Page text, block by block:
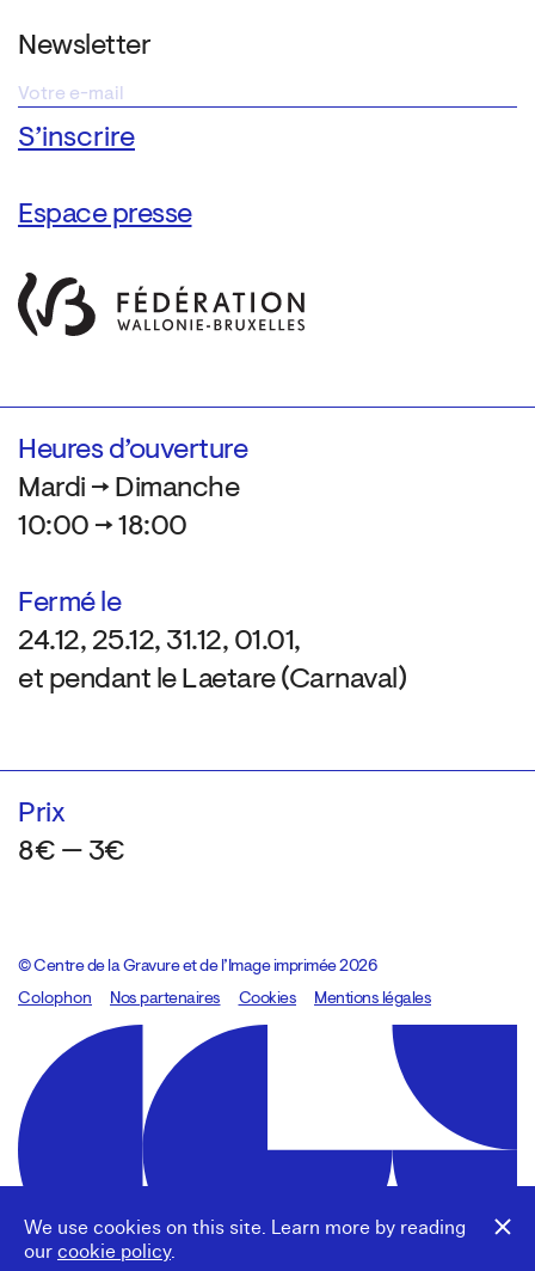
We use cookies on this site. Learn more by reading
our cookie policy.
Newsletter
Espace presse
Heures d’ouverture
Mardi → Dimanche
10:00 → 18:00
Fermé le
24.12, 25.12, 31.12, 01.01,
et pendant le Laetare (Carnaval)
Prix
8€ — 3€
© Centre de la Gravure et de l’Image imprimée 2026
Colophon
Design:Marcel Kaczmarek, code:8080.studio
Nos partenaires Cookies Mentions légales